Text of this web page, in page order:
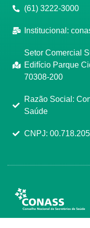
(61) 3222-3000
Institucional:
Setor Comercial
Edifício Parque
70308-200
Razão Social:
Saúde
CNPJ: